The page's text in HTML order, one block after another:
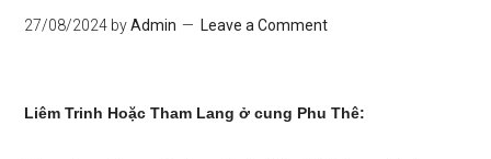
27/08/2024 byAdmin Leave a Comment
Liêm Trinh Hoặc Tham Lang ở cung Phu Thê: